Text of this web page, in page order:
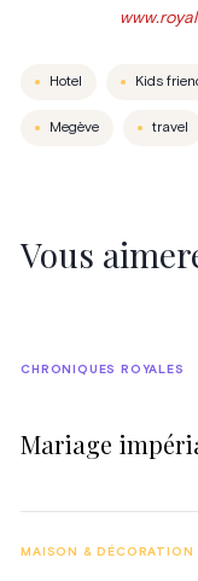
Hotel Kids
Megève travel
Vous
Mariage
CHRONIQUES ROYALES
MAISON & DÉCORATION